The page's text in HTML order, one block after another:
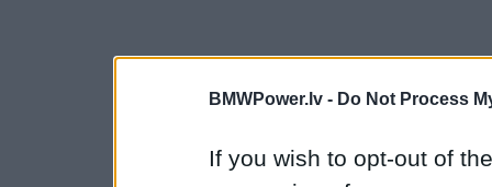
BMWPower.lv - Do Not Process
If you wish to opt-out of